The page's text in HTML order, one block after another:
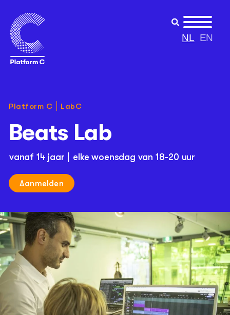
NL EN
Platform C LabC
Beats Lab
vanaf 14 jaar elke woensdag van 18-20 uur
Aanmelden